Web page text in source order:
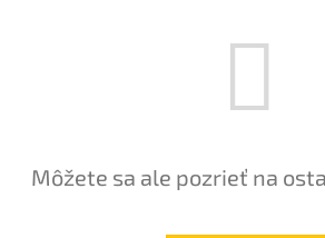
Môžete sa ale pozrieť na